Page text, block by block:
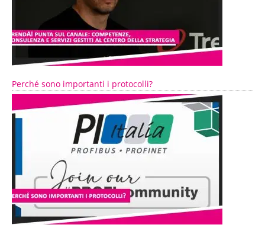
Perché sono importanti i protocolli?